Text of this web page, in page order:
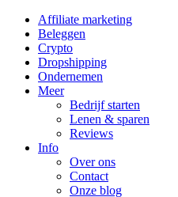
Affiliate marketing
Beleggen
Crypto
Dropshipping
Ondernemen
Meer
Bedrijf starten
Lenen & sparen
Reviews
Info
Over ons
Contact
Onze blog